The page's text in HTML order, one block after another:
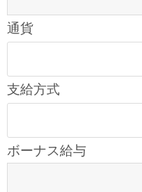
通貨
支給方式
ボーナス給与